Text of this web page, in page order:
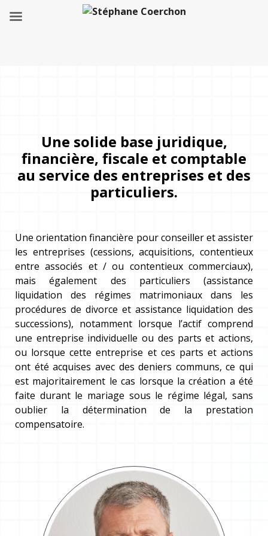
Une solide base juridique,
financière, fiscale et comptable
au service des entreprises et des
particuliers.
Une orientation financière pour conseiller et assister
les entreprises (cessions, acquisitions, contentieux
entre associés et / ou contentieux commerciaux),
mais également des particuliers (assistance
liquidation des régimes matrimoniaux dans les
procédures de divorce et assistance liquidation des
successions), notamment lorsque l’actif comprend
une entreprise individuelle ou des parts et actions,
ou lorsque cette entreprise et ces parts et actions
ont été acquises avec des deniers communs, ce qui
est majoritairement le cas lorsque la création a été
faite durant le mariage sous le régime légal, sans
oublier la détermination de la prestation
compensatoire.